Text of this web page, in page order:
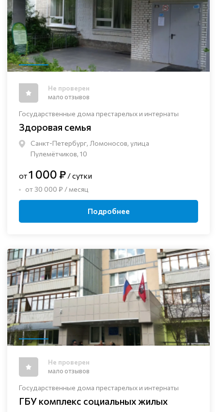
Государственные дома престарелых и интернаты
Здоровая семья
Санкт-Петербург, Ломоносов, улица
Пулемётчиков, 10
Не проверен
мало отзывов
от1 000 ₽ / сутки
от 30 000 ₽ / месяц
Подробнее
Государственные дома престарелых и интернаты
ГБУ комплекс социальных жилых
Не проверен
мало отзывов